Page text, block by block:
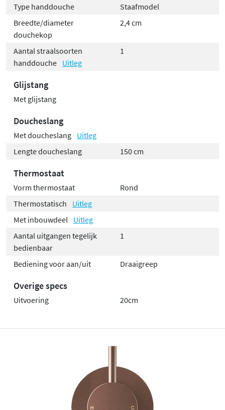
Type handdouche
Staafmodel
Breedte/diameter
douchekop
2,4 cm
Aantal straalsoorten
handdouche Uitleg
1
Glijstang
Met glijstang
Doucheslang
Met doucheslang Uitleg
Lengte doucheslang
150 cm
Thermostaat
Vorm thermostaat
Rond
Thermostatisch
Uitleg
Met inbouwdeel
Uitleg
Aantal uitgangen tegelijk
bedienbaar
1
Bediening voor aan/uit Draaigreep
Overige specs
Uitvoering 20cm